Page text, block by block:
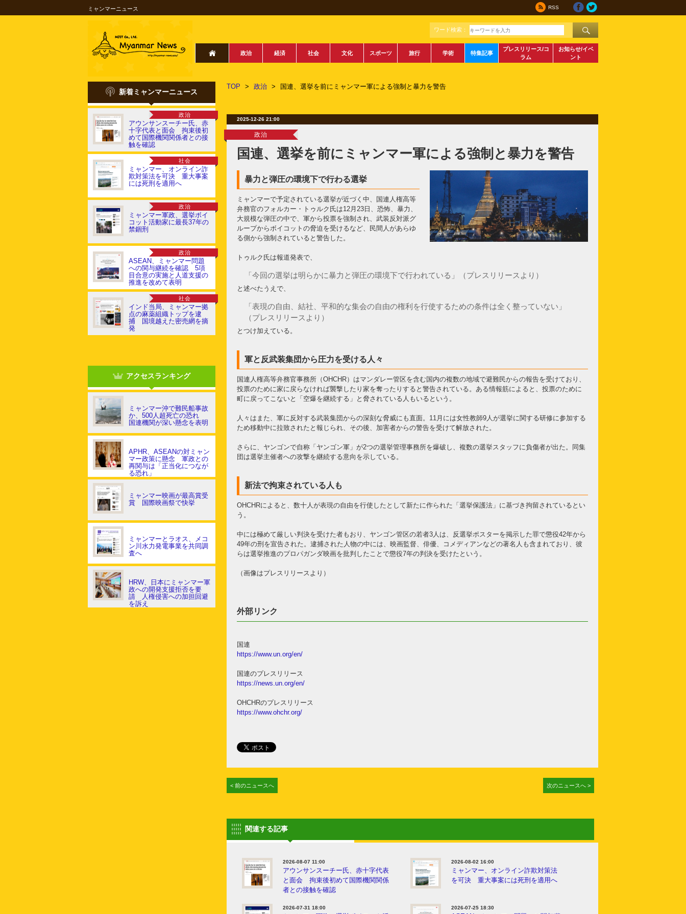
ミャンマーニュース RSS
ワード検索：
政治 経済 社会 文化 スポーツ 旅行 学術 特集記事
プレスリリース/コ
ラム
お知らせ/イベ
ント
新着ミャンマーニュース
政治
アウンサンスーチー氏、赤
十字代表と面会 拘束後初
めて国際機関関係者との接
触を確認
社会
ミャンマー、オンライン詐
欺対策法を可決 重大事案
には死刑を適用へ
政治
ミャンマー軍政、選挙ボイ
コット活動家に最長37年の
禁錮刑
政治
ASEAN、ミャンマー問題
への関与継続を確認 5項
目合意の実施と人道支援の
推進を改めて表明
社会
インド当局、ミャンマー拠
点の麻薬組織トップを逮
捕 国境越えた密売網を摘
発
アクセスランキング
ミャンマー沖で難民船事故
か、500人超死亡の恐れ
国連機関が深い懸念を表明
APHR、ASEANの対ミャン
マー政策に懸念 軍政との
再関与は「正当化につなが
る恐れ」
ミャンマー映画が最高賞受
賞 国際映画祭で快挙
ミャンマーとラオス、メコ
ン川水力発電事業を共同調
査へ
HRW、日本にミャンマー軍
政への開発支援拒否を要
請 人権侵害への加担回避
を訴え
TOP > 政治 > 国連、選挙を前にミャンマー軍による強制と暴力を警告
2025-12-26 21:00
政治
国連、選挙を前にミャンマー軍による強制と暴力を警告
暴力と弾圧の環境下で行わる選挙
ミャンマーで予定されている選挙が近づく中、国連人権高等
弁務官のフォルカー・トゥルク氏は12月23日、恐怖、暴力、
大規模な弾圧の中で、軍から投票を強制され、武装反対派グ
ループからボイコットの脅迫を受けるなど、民間人があらゆ
る側から強制されていると警告した。
トゥルク氏は報道発表で、
「今回の選挙は明らかに暴力と弾圧の環境下で行われている」（プレスリリースより）
と述べたうえで、
「表現の自由、結社、平和的な集会の自由の権利を行使するための条件は全く整っていない」
（プレスリリースより）
とつけ加えている。
軍と反武装集団から圧力を受ける人々
国連人権高等弁務官事務所（OHCHR）はマンダレー管区を含む国内の複数の地域で避難民からの報告を受けており、
投票のために家に戻らなければ襲撃したり家を奪ったりすると警告されている。ある情報筋によると、投票のために
町に戻ってこないと「空爆を継続する」と脅されている人もいるという。
人々はまた、軍に反対する武装集団からの深刻な脅威にも直面。11月には女性教師9人が選挙に関する研修に参加する
ため移動中に拉致されたと報じられ、その後、加害者からの警告を受けて解放された。
さらに、ヤンゴンで自称「ヤンゴン軍」が2つの選挙管理事務所を爆破し、複数の選挙スタッフに負傷者が出た。同集
団は選挙主催者への攻撃を継続する意向を示している。
新法で拘束されている人も
OHCHRによると、数十人が表現の自由を行使したとして新たに作られた「選挙保護法」に基づき拘留されているとい
う。
中には極めて厳しい判決を受けた者もおり、ヤンゴン管区の若者3人は、反選挙ポスターを掲示した罪で懲役42年から
49年の刑を宣告された。逮捕された人物の中には、映画監督、俳優、コメディアンなどの著名人も含まれており、彼
らは選挙推進のプロパガンダ映画を批判したことで懲役7年の判決を受けたという。
（画像はプレスリリースより）
外部リンク
国連
https://www.un.org/en/
国連のプレスリリース
https://news.un.org/en/
OHCHRのプレスリリース
https://www.ohchr.org/
< 前のニュースへ 次のニュースへ >
関連する記事
2026-08-07 11:00
アウンサンスーチー氏、赤十字代表
と面会 拘束後初めて国際機関関係
者との接触を確認
2026-08-02 16:00
ミャンマー、オンライン詐欺対策法
を可決 重大事案には死刑を適用へ
2026-07-31 18:00 2026-07-25 18:30